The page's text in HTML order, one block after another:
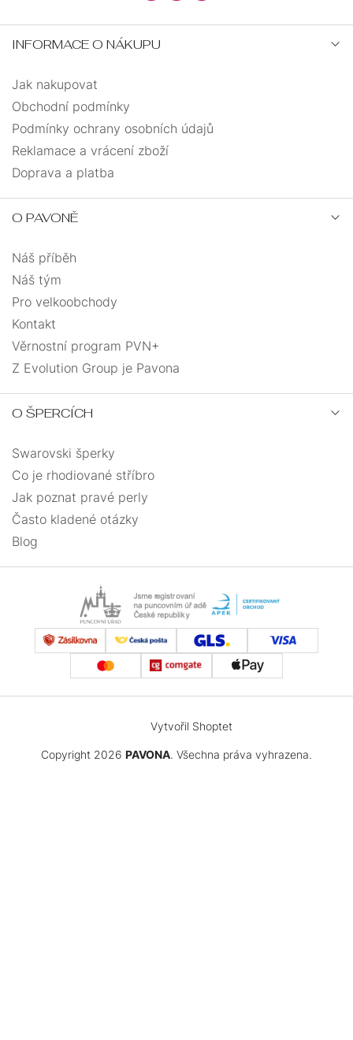
INFORMACE O NÁKUPU
Jak nakupovat
Obchodní podmínky
Podmínky ochrany osobních údajů
Reklamace a vrácení zboží
Doprava a platba
O PAVONĚ
Náš příběh
Náš tým
Pro velkoobchody
Kontakt
Věrnostní program PVN+
Z Evolution Group je Pavona
O ŠPERCÍCH
Swarovski šperky
Co je rhodiované stříbro
Jak poznat pravé perly
Často kladené otázky
Blog
Vytvořil Shoptet
Copyright 2026 PAVONA. Všechna práva vyhrazena.